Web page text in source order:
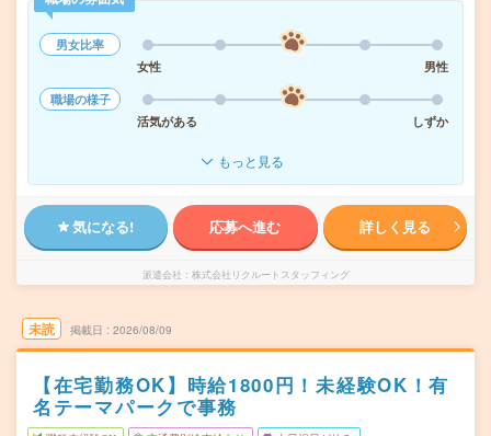
男女比率
女性
男性
職場の様子
活気がある
しずか
もっと見る
気になる! 応募へ進む 詳しく見る
派遣会社 株式会社リクルートスタッフィング
未読 掲載日 2026/08/09
【在宅勤務OK】時給1800円！未経験OK！有
名テーマパークで事務